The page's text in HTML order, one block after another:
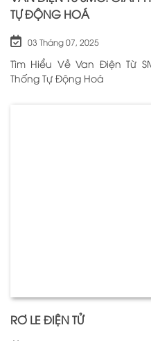
TỰ ĐỘNG HOÁ
03 Tháng 07, 2025
Tìm Hiểu Về Van Điện Từ
Thống Tự Động Hoá
RƠ LE ĐIỆN TỬ